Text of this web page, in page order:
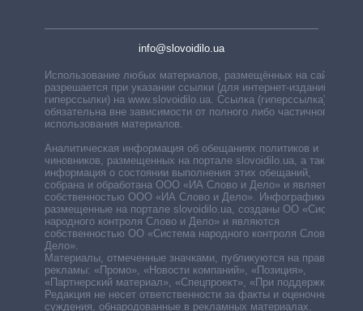
info@slovoidilo.ua
Использование любых материалов, размещённых на сайте,
разрешается при указании ссылки (для интернет-изданий —
гиперссылки) на www.slovoidilo.ua. Ссылка (гиперссылка)
обязательна вне зависимости от полного либо частичного
использования материалов.
Аналитическая информация об обещаниях политиков и
чиновников, размещенных на портале slovoidilo.ua, а также
информация о состоянии выполнения этих обещаний,
собрана и обработана ООО «ИА Слово и Дело» и является
собственностью ООО «ИА Слово и Дело». Инфографики,
размещенные на портале slovoidilo.ua, созданы ОО «Система
народного контроля Слово и Дело» и являются
собственностью ОО «Система народного контроля Слово и
Дело».
Материалы, отмеченные значками, публикуются на правах
рекламы: «Промо», «Новости компаний», «Позиция»,
«Партнерский материал», «Спецпроект», «При поддержке».
Редакция не несет ответственности за факты и оценочные
суждения, обнародованные в рекламных материалах.